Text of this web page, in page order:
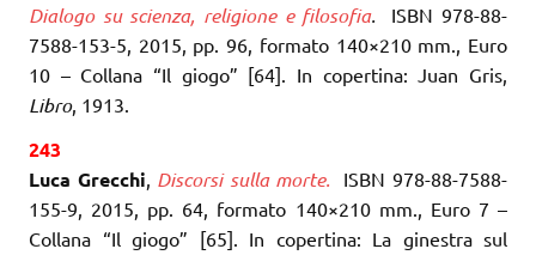
Dialogo su scienza, religione e filosofia. ISBN 978-88-
7588-153-5, 2015, pp. 96, formato 140×210 mm., Euro
10 – Collana “Il giogo” [64]. In copertina: Juan Gris,
Libro, 1913.
243
Luca Grecchi, Discorsi sulla morte.
ISBN 978-88-7588-
155-9, 2015, pp. 64, formato 140×210 mm., Euro 7 –
Collana “Il giogo” [65]. In copertina: La ginestra sul